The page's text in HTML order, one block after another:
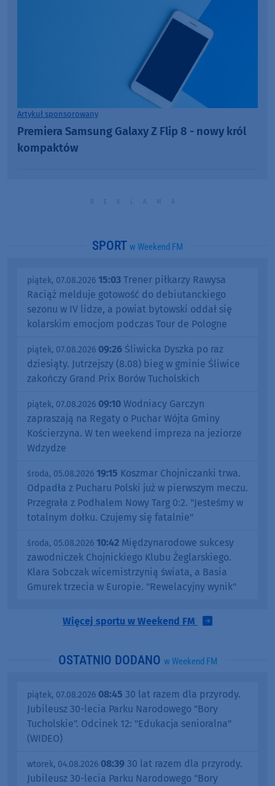
Artykuł sponsorowany
Premiera Samsung Galaxy Z Flip 8 - nowy król
kompaktów
SPORT w Weekend FM
piątek, 07.08.2026 15:03 Trener piłkarzy Rawysa
Raciąż melduje gotowość do debiutanckiego
sezonu w IV lidze, a powiat bytowski oddał się
kolarskim emocjom podczas Tour de Pologne
piątek, 07.08.2026 09:26 Śliwicka Dyszka po raz
dziesiąty. Jutrzejszy (8.08) bieg w gminie Śliwice
zakończy Grand Prix Borów Tucholskich
piątek, 07.08.2026 09:10 Wodniacy Garczyn
zapraszają na Regaty o Puchar Wójta Gminy
Kościerzyna. W ten weekend impreza na jeziorze
Wdzydze
środa, 05.08.2026 19:15 Koszmar Chojniczanki trwa.
Odpadła z Pucharu Polski już w pierwszym meczu.
Przegrała z Podhalem Nowy Targ 0:2. "Jesteśmy w
totalnym dołku. Czujemy się fatalnie"
środa, 05.08.2026 10:42 Międzynarodowe sukcesy
zawodniczek Chojnickiego Klubu Żeglarskiego.
Klara Sobczak wicemistrzynią świata, a Basia
Gmurek trzecia w Europie. "Rewelacyjny wynik"
Więcej sportu w Weekend FM
OSTATNIO DODANO w Weekend FM
piątek, 07.08.2026 08:45 30 lat razem dla przyrody.
Jubileusz 30-lecia Parku Narodowego "Bory
Tucholskie". Odcinek 12: "Edukacja senioralna"
(WIDEO)
wtorek, 04.08.2026 08:39 30 lat razem dla przyrody.
Jubileusz 30-lecia Parku Narodowego "Bory